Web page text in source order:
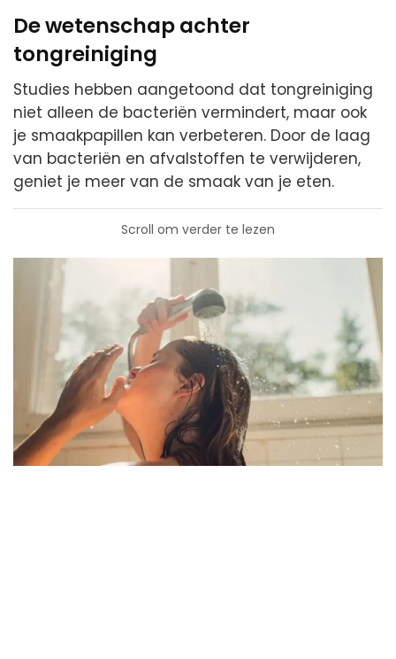
De wetenschap achter
tongreiniging
Studies hebben aangetoond dat tongreiniging
niet alleen de bacteriën vermindert, maar ook
je smaakpapillen kan verbeteren. Door de laag
van bacteriën en afvalstoffen te verwijderen,
geniet je meer van de smaak van je eten.
Scroll om verder te lezen